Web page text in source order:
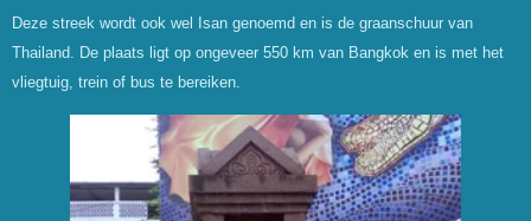
Deze streek wordt ook wel Isan genoemd en is de graanschuur van
Thailand. De plaats ligt op ongeveer 550 km van Bangkok en is met het
vliegtuig, trein of bus te bereiken.